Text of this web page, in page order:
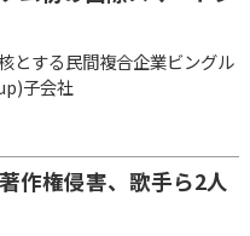
とする民間複合企業ビングル
子会社
作権侵害、歌手ら2人